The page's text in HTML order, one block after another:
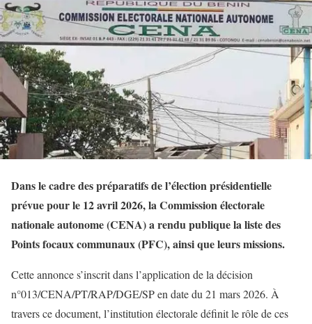
Dans le cadre des préparatifs de l’élection présidentielle
prévue pour le 12 avril 2026, la Commission électorale
nationale autonome (CENA) a rendu publique la liste des
Points focaux communaux (PFC), ainsi que leurs missions.
Cette annonce s’inscrit dans l’application de la décision
n°013/CENA/PT/RAP/DGE/SP en date du 21 mars 2026. À
travers ce document, l’institution électorale définit le rôle de ces